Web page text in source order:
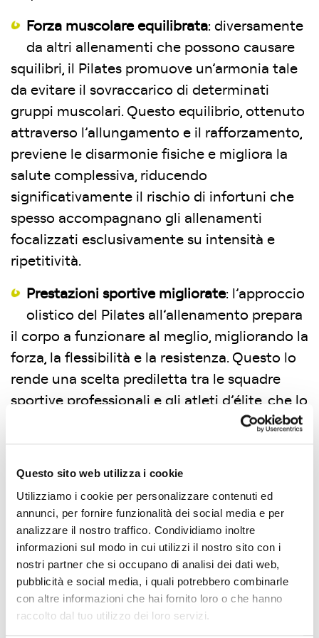
Questo sito web utilizza i cookie
Utilizziamo i cookie per personalizzare contenuti ed
annunci, per fornire funzionalità dei social media e per
analizzare il nostro traffico. Condividiamo inoltre
informazioni sul modo in cui utilizzi il nostro sito con i
nostri partner che si occupano di analisi dei dati web,
pubblicità e social media, i quali potrebbero combinarle
con altre informazioni che hai fornito loro o che hanno
raccolto dal tuo utilizzo dei loro servizi.
Forza muscolare equilibrata: diversamente
da altri allenamenti che possono causare
squilibri, il Pilates promuove un’armonia tale
da evitare il sovraccarico di determinati
gruppi muscolari. Questo equilibrio, ottenuto
attraverso l’allungamento e il rafforzamento,
previene le disarmonie fisiche e migliora la
salute complessiva, riducendo
significativamente il rischio di infortuni che
spesso accompagnano gli allenamenti
focalizzati esclusivamente su intensità e
ripetitività.
Prestazioni sportive migliorate: l’approccio
olistico del Pilates all’allenamento prepara
il corpo a funzionare al meglio, migliorando la
forza, la flessibilità e la resistenza. Questo lo
rende una scelta prediletta tra le squadre
sportive professionali e gli atleti d’élite, che lo
incorporano come elemento chiave dei loro
programmi di allenamento.
Riduzione dello stress: forse uno dei
benefici più celebri del Pilates è la sua
profonda capacità di indurre uno stato di
calma mentale. Attraverso la concentrazione
sulla respirazione e il movimento
consapevole, i praticanti possono esperire
una significativa riduzione dello stress,